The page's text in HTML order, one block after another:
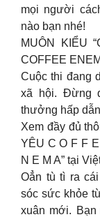
mọi người
nào bạn nhé!
MUÔN KIỂU
COFFEE
Cuộc thi đang
xã hội. Đừng
thưởng hấp
Xem đầy đủ
YÊU C O F F
N E M A” tại
Oẳn tù tì ra
sóc sức khỏe
xuân mới. Bạn